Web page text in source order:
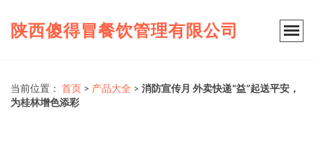
陕西傻得冒餐饮管理有限公司
当前位置： 首页 > 产品大全 > 消防宣传月 外卖快递“益”起送平安，
为桂林增色添彩